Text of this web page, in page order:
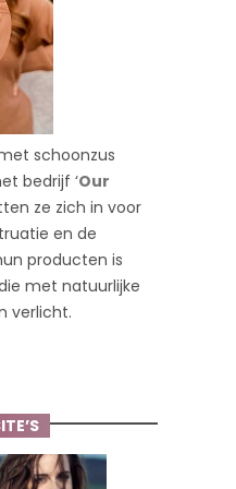
schoonzus
bedrijf ‘Our
ze zich in voor
en de
producten is
met natuurlijke
verlicht.